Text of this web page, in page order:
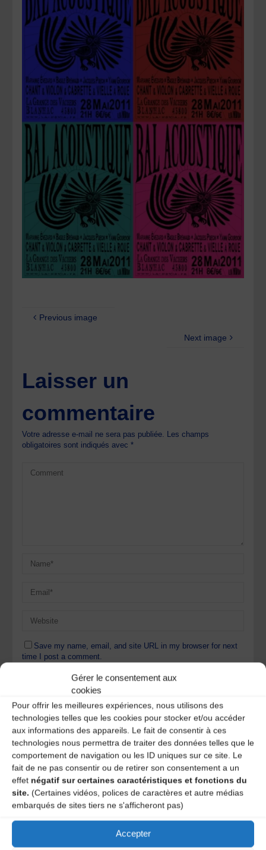
Gérer le consentement aux
cookies
Pour offrir les meilleures expériences, nous utilisons des
technologies telles que les cookies pour stocker et/ou accéder
aux informations des appareils. Le fait de consentir à ces
technologies nous permettra de traiter des données telles que le
comportement de navigation ou les ID uniques sur ce site. Le
fait de ne pas consentir ou de retirer son consentement a un
effet négatif sur certaines caractéristiques et fonctions du
site. (Certaines vidéos, polices de caractères et autre médias
embarqués de sites tiers ne s'afficheront pas)
Accepter
Previous image
Next image
Laisser un
commentaire
Votre adresse e-mail ne sera pas publiée. Les champs
obligatoires sont indiqués avec*
Save my name, email, and site URL in my browser for next
time I post a comment.
Ce site utilise Akismet pour réduire les indésirables.
savoir plus sur la façon dont les données de vos
commentaires sont traitées